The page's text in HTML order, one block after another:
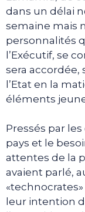
dans un délai
semaine mais
personnalités
l’Exécutif, se
sera
l’Etat en la
éléments
Pressés par
pays et le
attentes de la
avaient parlé,
leur intention